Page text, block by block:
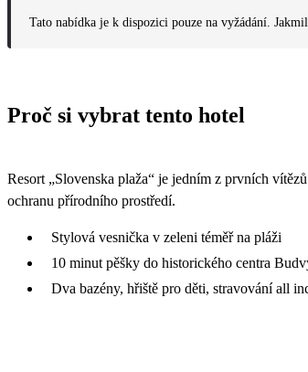
Tato nabídka je k dispozici pouze na vyžádání.
Proč si vybrat tento hotel
Resort „Slovenska plaža“ je jedním z prvních
ochranu přírodního prostředí.
Stylová vesnička v zeleni téměř na pláži
10 minut pěšky do historického centra
Dva bazény, hřiště pro děti, stravování all